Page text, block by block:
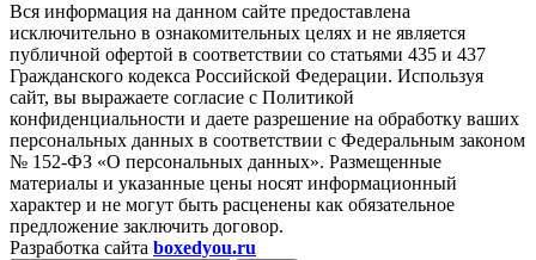
Вся информация на данном сайте предоставлена
исключительно в ознакомительных целях и не является
публичной офертой в соответствии со статьями 435 и 437
Гражданского кодекса Российской Федерации. Используя
сайт, вы выражаете согласие с Политикой
конфиденциальности и даете разрешение на обработку ваших
персональных данных в соответствии с Федеральным законом
№ 152-ФЗ «О персональных данных». Размещенные
материалы и указанные цены носят информационный
характер и не могут быть расценены как обязательное
предложение заключить договор.
Разработка сайта boxedyou.ru